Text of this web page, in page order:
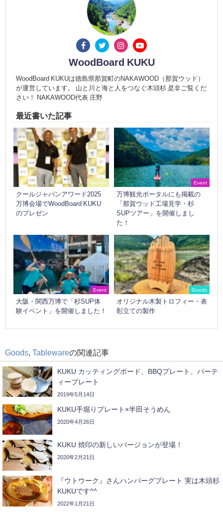
WoodBoard KUKU
WoodBoard KUKUは徳島県那賀町のNAKAWOOD（那賀ウッド）
が運営しています。 山と川と海と人をつなぐ木頭杉 是非ご覧くだ
さい！ NAKAWOOD代表 庄野
最近書いた記事
Awards
クールジャパンアワード2025
万博会場でWoodBoard KUKU
のプレゼン
Event
万博観光ポータルにも掲載の
「那賀ウッド工場見学・杉
SUPツアー」を開催しまし
た！
Event
大阪・関西万博で「杉SUP体
験イベント」を開催しました！
Goods
オリジナル木製トロフィー・表
彰立ての製作
Goods Tablewareの関連記事
KUKU カッティングボード、BBQプレート、パーテ
ィープレート
2019年5月14日
KUKU手堀りプレート×半田そうめん
2020年4月26日
KUKU 焼印の新しいバージョンが登場！
2020年2月21日
『ウトウーク』さんハンバーグプレート 実は木頭杉
KUKUです^^
2022年1月21日